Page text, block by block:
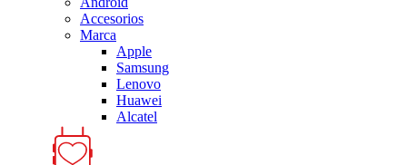
Accesorios
Marca
Apple
Samsung
Lenovo
Huawei
Alcatel